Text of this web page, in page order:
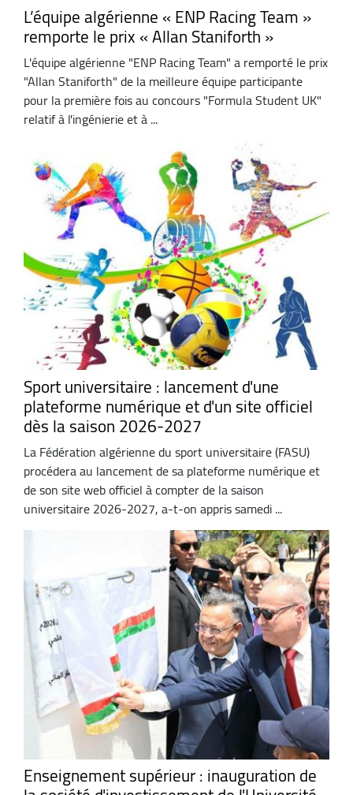
L’équipe algérienne « ENP Racing Team »
remporte le prix « Allan Staniforth »
L'équipe algérienne "ENP Racing Team" a remporté le prix
"Allan Staniforth" de la meilleure équipe participante
pour la première fois au concours "Formula Student UK"
relatif à l'ingénierie et à ...
Sport universitaire : lancement d'une
plateforme numérique et d'un site officiel
dès la saison 2026-2027
La Fédération algérienne du sport universitaire (FASU)
procédera au lancement de sa plateforme numérique et
de son site web officiel à compter de la saison
universitaire 2026-2027, a-t-on appris samedi ...
Enseignement supérieur : inauguration de